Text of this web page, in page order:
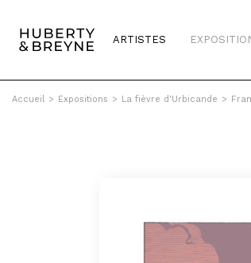
ARTISTES
Accueil > Expositions > La fièvre d'Urbicande >